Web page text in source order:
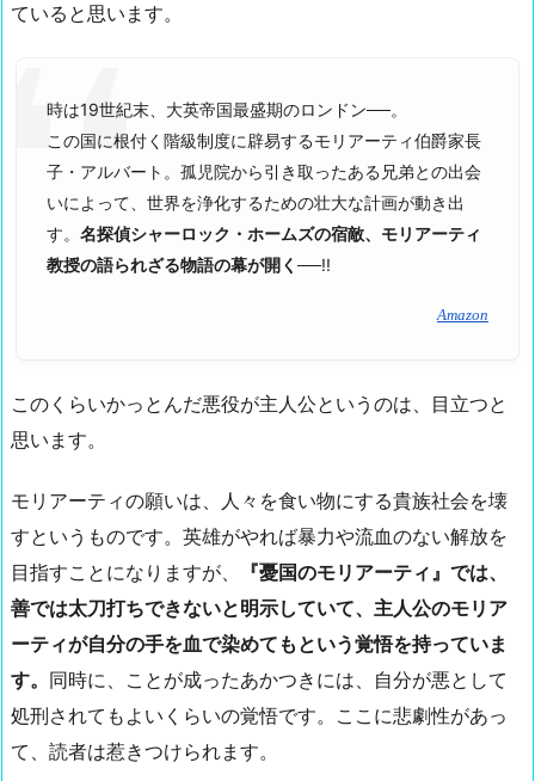
ていると思います。
時は19世紀末、大英帝国最盛期のロンドン──。
この国に根付く階級制度に辟易するモリアーティ伯爵家長
子・アルバート。孤児院から引き取ったある兄弟との出会
いによって、世界を浄化するための壮大な計画が動き出
す。 名探偵シャーロック・ホームズの宿敵、モリアーティ
教授の語られざる物語の幕が開く ──!!
Amazon
このくらいかっとんだ悪役が主人公というのは、目立つと
思います。
モリアーティの願いは、人々を食い物にする貴族社会を壊
すというものです。英雄がやれば暴力や流血のない解放を
目指すことになりますが、
『憂国のモリアーティ』では、
善では太刀打ちできないと明示していて、主人公のモリア
ーティが自分の手を血で染めてもという覚悟を持っていま
す。 同時に、ことが成ったあかつきには、自分が悪として
処刑されてもよいくらいの覚悟です。ここに悲劇性があっ
て、読者は惹きつけられます。